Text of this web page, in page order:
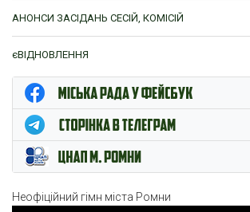
АНОНСИ ЗАСІДАНЬ СЕСІЙ, КОМІСІЙ
єВІДНОВЛЕННЯ
ЦНАП м. Ромни
Неофіційний гімн міста Ромни